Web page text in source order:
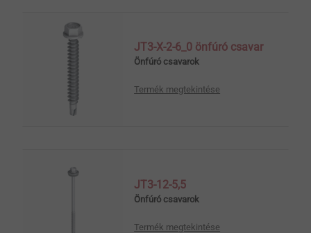
JT3-X-2-6_0 önfúró csavar
Önfúró csavarok
Termék megtekintése
JT3-12-5,5
Önfúró csavarok
Termék megtekintése